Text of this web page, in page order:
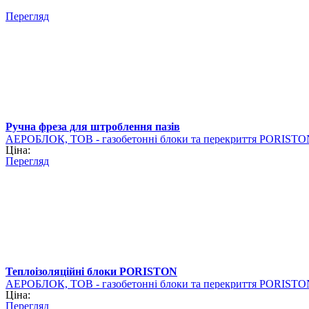
Перегляд
Ручна фреза для штроблення пазів
АЕРОБЛОК, ТОВ - газобетонні блоки та перекриття
Ціна:
Перегляд
Теплоізоляційні блоки PORISTON
АЕРОБЛОК, ТОВ - газобетонні блоки та перекриття
Ціна:
Перегляд